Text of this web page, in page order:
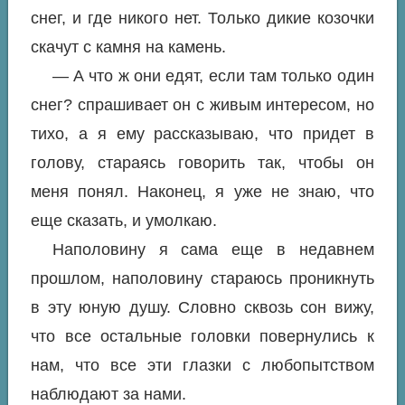
снег, и где никого нет. Только дикие козочки
скачут с камня на камень.
— А что ж они едят, если там только один
снег? спрашивает он с живым интересом, но
тихо, а я ему рассказываю, что придет в
голову, стараясь говорить так, чтобы он
меня понял. Наконец, я уже не знаю, что
еще сказать, и умолкаю.
Наполовину я сама еще в недавнем
прошлом, наполовину стараюсь проникнуть
в эту юную душу. Словно сквозь сон вижу,
что все остальные головки повернулись к
нам, что все эти глазки с любопытством
наблюдают за нами.